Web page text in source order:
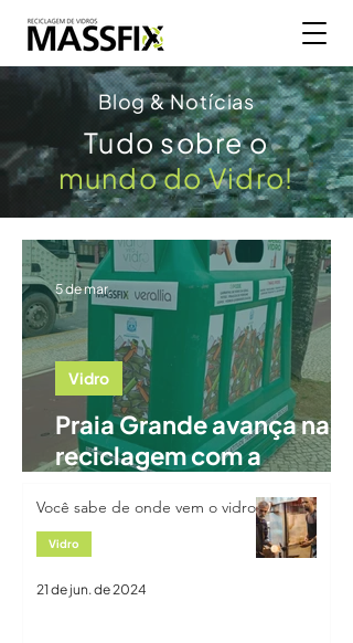
Blog & Notícias
Tudo sobre o
mundo do Vidro!
Praia Grande avança na
reciclagem com a
Vidro Vira Vidro
Vidro
5 de mar.
Você sabe de onde vem o vidro?
Vidro
21 de jun. de 2024